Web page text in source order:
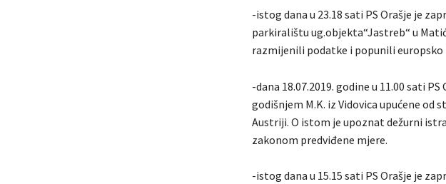
-istog dana u 23.18 sati PS Orašje je
parkiralištu ug.objekta“Jastreb“ u
razmijenili podatke i popunili europsko
-dana 18.07.2019. godine u 11.00 sati
godišnjem M.K. iz Vidovica upućene od
Austriji. O istom je upoznat dežurni
zakonom predviđene mjere.
-istog dana u 15.15 sati PS Orašje je